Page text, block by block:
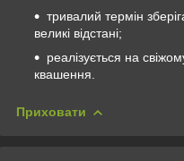
тривалий термін
великі відстані;
реалізується на
квашення.
Приховати